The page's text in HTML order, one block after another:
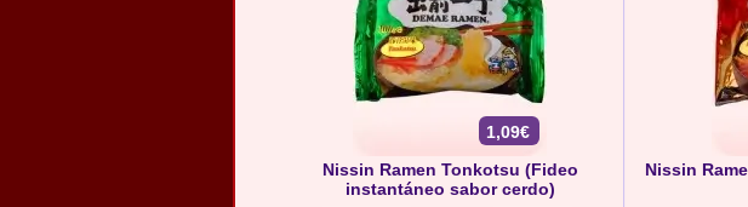
1,09€
Nissin Ramen Tonkotsu (Fideo
instantáneo sabor cerdo)
Nissin